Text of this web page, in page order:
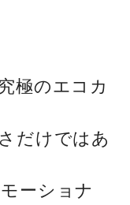
極のエコカ
だけではあ
ーショナ